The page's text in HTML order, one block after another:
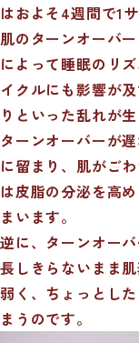
はおよそ4週間で1
肌のターンオーバ
によって睡眠のリ
イクルにも影響が
りといった乱れが
ターンオーバーが
に留まり、肌がご
は皮脂の分泌を高
まいます。
逆に、ターンオー
長しきらないまま
弱く、ちょっとし
まうのです。